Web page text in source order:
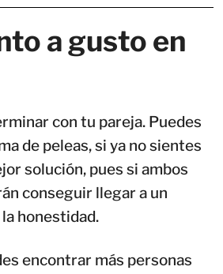
a gusto en
con tu pareja. Puedes
de peleas, si ya no sientes
solución, pues si ambos
conseguir llegar a un
honestidad.
encontrar más personas